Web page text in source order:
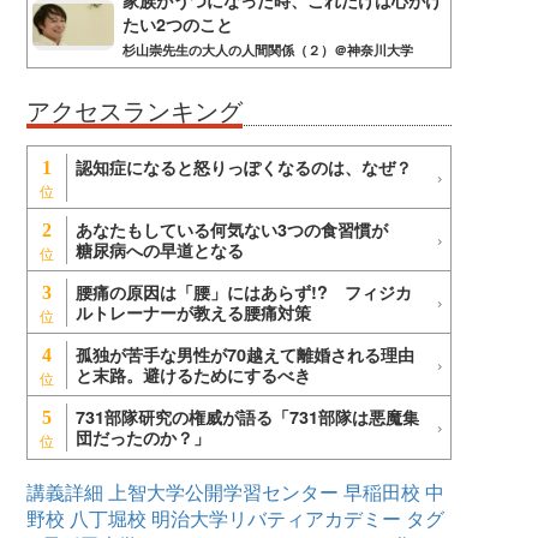
たい2つのこと
杉山崇先生の大人の人間関係（２）＠神奈川大学
アクセスランキング
1 認知症になると怒りっぽくなるのは、なぜ？
2
あなたもしている何気ない3つの食習慣が
糖尿病への早道となる
3
腰痛の原因は「腰」にはあらず!? フィジカ
ルトレーナーが教える腰痛対策
4
孤独が苦手な男性が70越えて離婚される理由
と末路。避けるためにするべき
5
731部隊研究の権威が語る「731部隊は悪魔集
団だったのか？」
講義詳細 上智大学公開学習センター 早稲田校 中
野校 八丁堀校 明治大学リバティアカデミー タグ